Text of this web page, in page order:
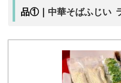
品①｜ 中華そばふじい